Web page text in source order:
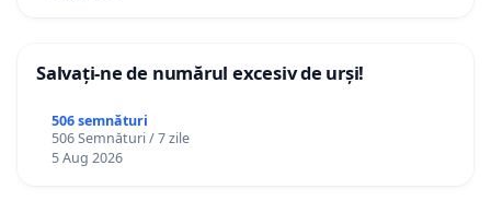
Salvați-ne de numărul excesiv de urși!
506 semnături
506 Semnături / 7 zile
5 Aug 2026